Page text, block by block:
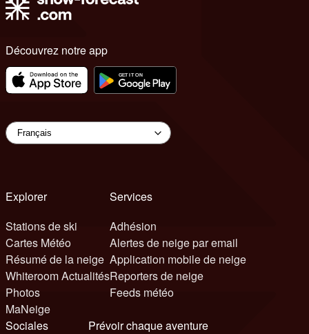
Découvrez notre app
Explorer
Stations de ski
Cartes Météo
Résumé de la neige
Whiteroom Actualités
Photos
MaNeige
Services
Adhésion
Alertes de neige par email
Application mobile de neige
Reporters de neige
Feeds météo
Sociales
Prévoir chaque aventure